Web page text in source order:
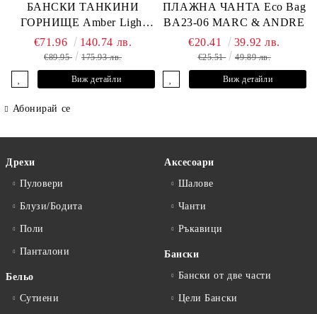
БАНСКИ ТАНКИНИ
ГОРНИЩЕ Amber Light
L2605-Y-803 MARC &
ANDRE
€71.96 140.74 лв.
€89.95 175.93 лв.
Виж детайли
ПЛАЖНА ЧАНТА Eco Bag
BA23-06 MARC & ANDRE
€20.41 39.92 лв.
€25.51 49.89 лв.
Виж детайли
Абонирай се
Дрехи
Пуловери
Блузи/Бодита
Поли
Панталони
Бельо
Сутиени
Аксесоари
Шалове
Чанти
Ръкавици
Бански
Бански от две части
Цели Бански